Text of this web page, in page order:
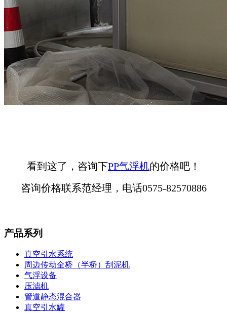
看到这了，咨询下PP气浮机的价格吧！
咨询价格联系范经理，电话0575-82570886
产品系列
真空引水系统
周边传动全桥（半桥）刮泥机
气浮设备
压滤机
管道静态混合器
真空引水罐